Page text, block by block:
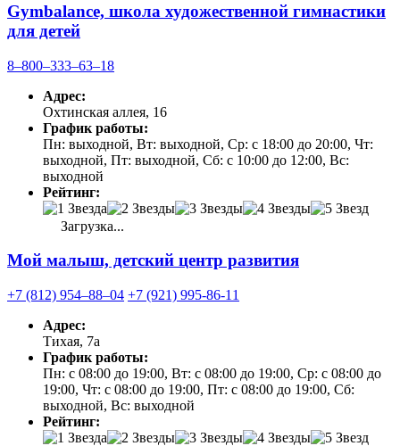
Gymbalance, школа художественной гимнастики
для детей
8‒800‒333‒63‒18
Адрес:
Охтинская аллея, 16
График работы:
Пн: выходной, Вт: выходной, Ср: с 18:00 до 20:00, Чт:
выходной, Пт: выходной, Сб: с 10:00 до 12:00, Вс:
выходной
Рейтинг:
Загрузка...
Мой малыш, детский центр развития
+7 (812) 954‒88‒04 +7 (921) 995-86-11
Адрес:
Тихая, 7а
График работы:
Пн: с 08:00 до 19:00, Вт: с 08:00 до 19:00, Ср: с 08:00 до
19:00, Чт: с 08:00 до 19:00, Пт: с 08:00 до 19:00, Сб:
выходной, Вс: выходной
Рейтинг: